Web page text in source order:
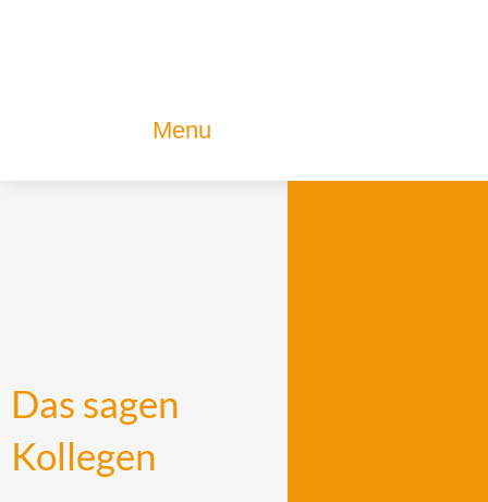
Menu
Das sagen
Kollegen